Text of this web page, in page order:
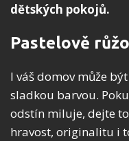
dětských pokojů.
Pastelově
I váš domov může
sladkou barvou.
odstín miluje, dejte
hravost, originalitu i